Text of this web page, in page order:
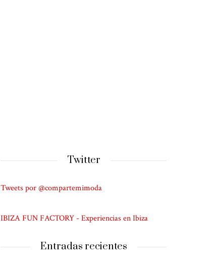
Twitter
Tweets por @compartemimoda
IBIZA FUN FACTORY - Experiencias en Ibiza
Entradas recientes